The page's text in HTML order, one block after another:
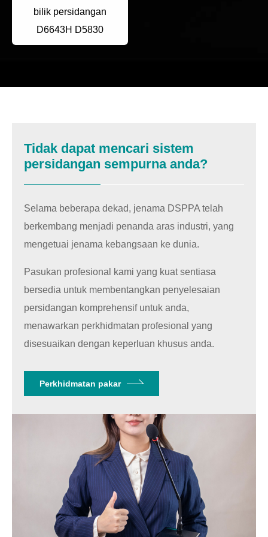
bilik persidangan
D6643H D5830
Tidak dapat mencari sistem
persidangan sempurna anda?
Selama beberapa dekad, jenama DSPPA telah
berkembang menjadi penanda aras industri, yang
mengetuai jenama kebangsaan ke dunia.
Pasukan profesional kami yang kuat sentiasa
bersedia untuk membentangkan penyelesaian
persidangan komprehensif untuk anda,
menawarkan perkhidmatan profesional yang
disesuaikan dengan keperluan khusus anda.
Perkhidmatan pakar